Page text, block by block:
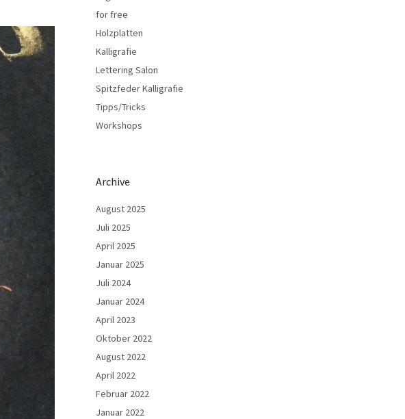
for free
Holzplatten
Kalligrafie
Lettering Salon
Spitzfeder Kalligrafie
Tipps/Tricks
Workshops
Archive
August 2025
Juli 2025
April 2025
Januar 2025
Juli 2024
Januar 2024
April 2023
Oktober 2022
August 2022
April 2022
Februar 2022
Januar 2022